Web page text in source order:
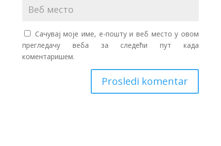
Сачувај моје име, е-пошту и веб место у овом
прегледачу веба за следећи пут када
коментаришем.